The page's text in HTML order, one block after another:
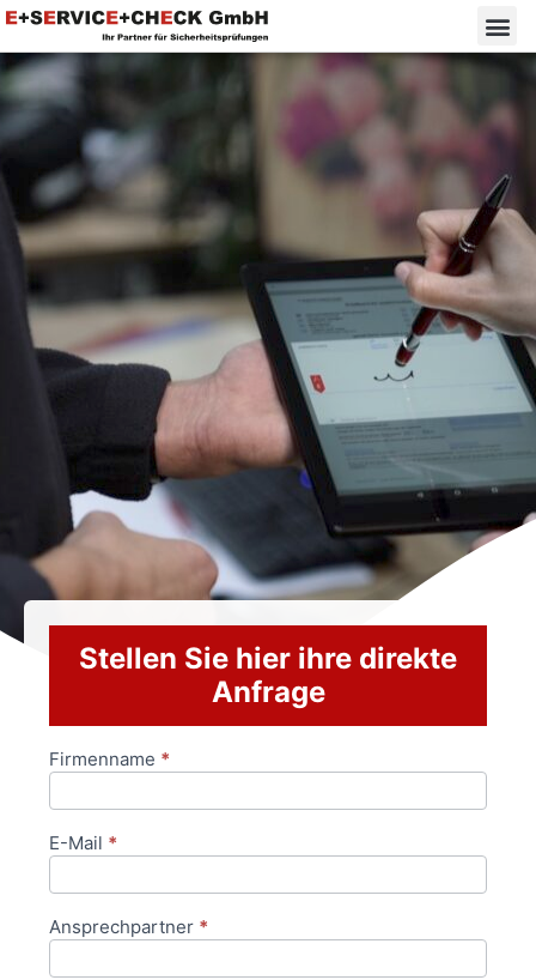
Stellen Sie hier ihre direkte
Anfrage
Anfrageformular
Firmenname *
E-Mail *
Ansprechpartner *